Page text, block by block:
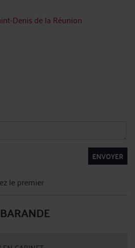
Denis de la Réunion
ENVOYER
le premier